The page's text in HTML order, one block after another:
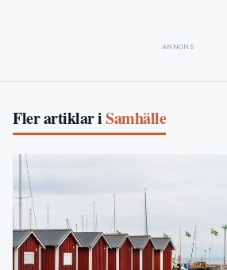
ANNONS
Fler artiklar iSamhälle